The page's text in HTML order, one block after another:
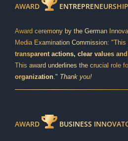
AWARD
Award ceremony by the German
Media Examination Commission:
transparent actions, clear values
This award underlines the crucial role
organization." Thank you!
AWARD BUSINESS